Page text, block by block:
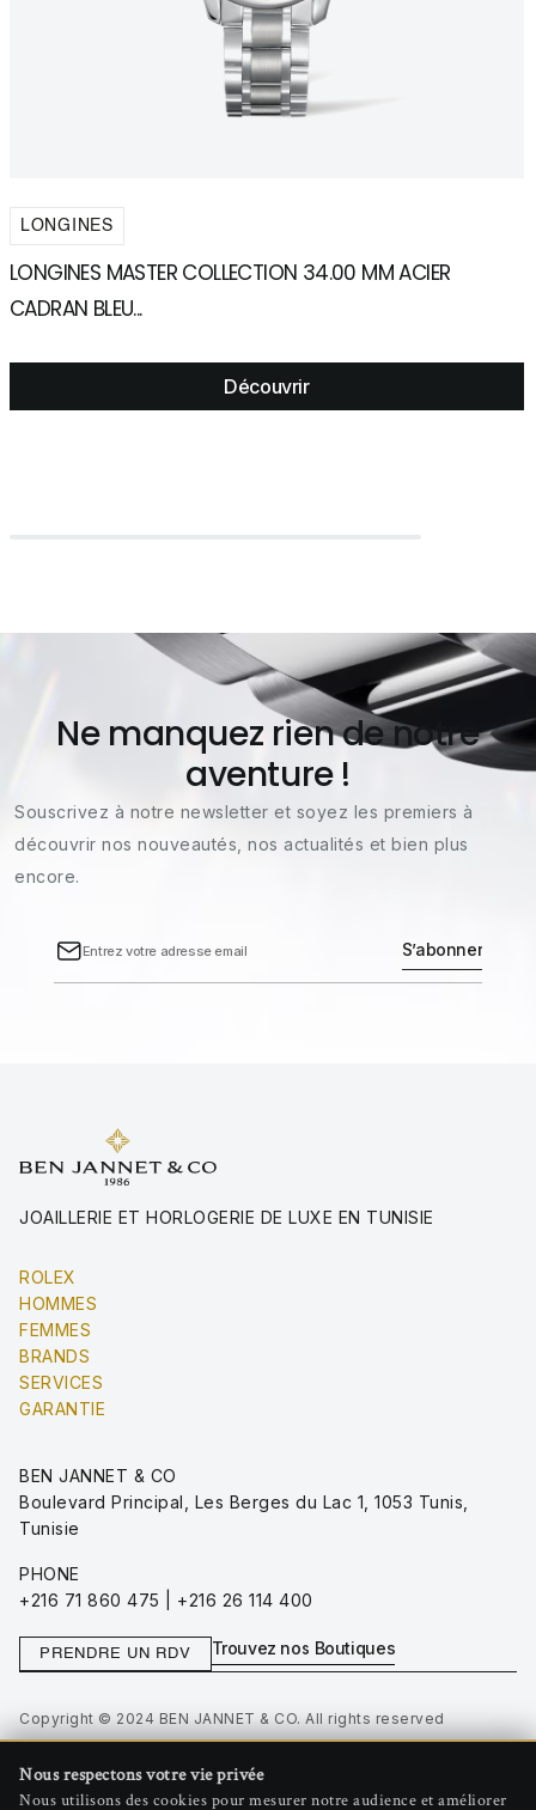
Nous respectons votre vie privée
Nous utilisons des cookies pour mesurer notre audience et améliorer
LONGINES
LONGINES MASTER COLLECTION 34.00 MM ACIER
CADRAN BLEU...
Découvrir
Ne manquez rien de notre
aventure !
Souscrivez à notre newsletter et soyez les premiers à
découvrir nos nouveautés, nos actualités et bien plus
encore.
JOAILLERIE ET HORLOGERIE DE LUXE EN TUNISIE
ROLEX
HOMMES
FEMMES
BRANDS
SERVICES
GARANTIE
BEN JANNET & CO
Boulevard Principal, Les Berges du Lac 1, 1053 Tunis,
Tunisie
PHONE
+216 71 860 475 | +216 26 114 400
PRENDRE UN RDV Trouvez nos Boutiques
Copyright © 2024 BEN JANNET & CO. All rights reserved
Terms of Use